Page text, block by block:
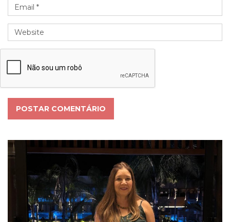
POSTAR COMENTÁRIO